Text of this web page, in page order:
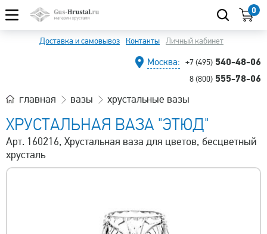
0
Доставка и самовывоз Контакты Личный кабинет
Москва: +7 (495) 540-48-06
8 (800) 555-78-06
главная вазы хрустальные вазы
ХРУСТАЛЬНАЯ ВАЗА "ЭТЮД"
Арт. 160216, Хрустальная ваза для цветов, бесцветный
хрусталь